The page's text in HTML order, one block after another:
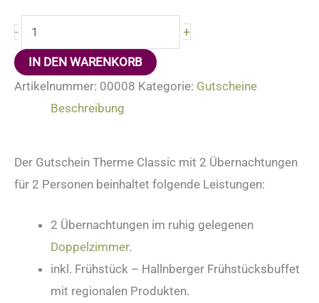
- +
IN DEN WARENKORB
Artikelnummer: 00008 Kategorie: Gutscheine
Beschreibung
Der Gutschein Therme Classic mit 2 Übernachtungen
für 2 Personen beinhaltet folgende Leistungen:
2 Übernachtungen im ruhig gelegenen
Doppelzimmer.
inkl. Frühstück – Hallnberger Frühstücksbuffet
mit regionalen Produkten.